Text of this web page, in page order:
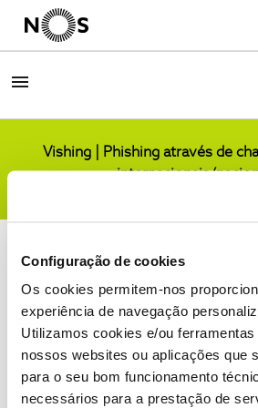
Configuração de cookies
Os cookies permitem-nos
experiência de navegação
Utilizamos cookies e/ou
nossos websites ou aplicações que
para o seu bom funcionamento
necessários para a prestação de
Vishing | Phishing através de
internacionais/
Condições do Fórum NOS